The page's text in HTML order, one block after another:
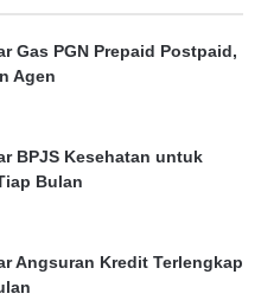
Gas PGN Prepaid Postpaid,
Agen
BPJS Kesehatan untuk
Bulan
Angsuran Kredit Terlengkap